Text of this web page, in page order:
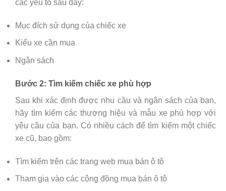
các yếu tố sau đây:
Mục đích sử dụng của chiếc xe
Kiểu xe cần mua
Ngân sách
Bước 2: Tìm kiếm chiếc xe phù hợp
Sau khi xác định được nhu cầu và ngân sách của bạn,
hãy tìm kiếm các thương hiệu và mẫu xe phù hợp với
yêu cầu của bạn. Có nhiều cách để tìm kiếm một chiếc
xe cũ, bao gồm:
Tìm kiếm trên các trang web mua bán ô tô
Tham gia vào các cộng đồng mua bán ô tô